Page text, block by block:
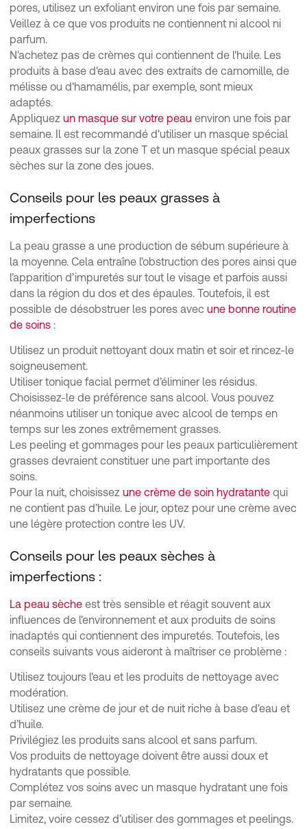
pores, utilisez un exfoliant environ une fois par semaine.
Veillez à ce que vos produits ne contiennent ni alcool ni
parfum.
N'achetez pas de crèmes qui contiennent de l'huile. Les
produits à base d'eau avec des extraits de camomille, de
mélisse ou d'hamamélis, par exemple, sont mieux
adaptés.
Appliquez un masque sur votre peau environ une fois par
semaine. Il est recommandé d'utiliser un masque spécial
peaux grasses sur la zone T et un masque spécial peaux
sèches sur la zone des joues.
Conseils pour les peaux grasses à
imperfections
La peau grasse a une production de sébum supérieure à
la moyenne. Cela entraîne l’obstruction des pores ainsi que
l’apparition d’impuretés sur tout le visage et parfois aussi
dans la région du dos et des épaules. Toutefois, il est
possible de désobstruer les pores avec une bonne routine
de soins :
Utilisez un produit nettoyant doux matin et soir et rincez-le
soigneusement.
Utiliser tonique facial permet d’éliminer les résidus.
Choisissez-le de préférence sans alcool. Vous pouvez
néanmoins utiliser un tonique avec alcool de temps en
temps sur les zones extrêmement grasses.
Les peeling et gommages pour les peaux particulièrement
grasses devraient constituer une part importante des
soins.
Pour la nuit, choisissez une crème de soin hydratante qui
ne contient pas d’huile. Le jour, optez pour une crème avec
une légère protection contre les UV.
Conseils pour les peaux sèches à
imperfections :
La peau sèche est très sensible et réagit souvent aux
influences de l'environnement et aux produits de soins
inadaptés qui contiennent des impuretés. Toutefois, les
conseils suivants vous aideront à maîtriser ce problème :
Utilisez toujours l'eau et les produits de nettoyage avec
modération.
Utilisez une crème de jour et de nuit riche à base d'eau et
d’huile.
Privilégiez les produits sans alcool et sans parfum.
Vos produits de nettoyage doivent être aussi doux et
hydratants que possible.
Complétez vos soins avec un masque hydratant une fois
par semaine.
Limitez, voire cessez d’utiliser des gommages et peelings.